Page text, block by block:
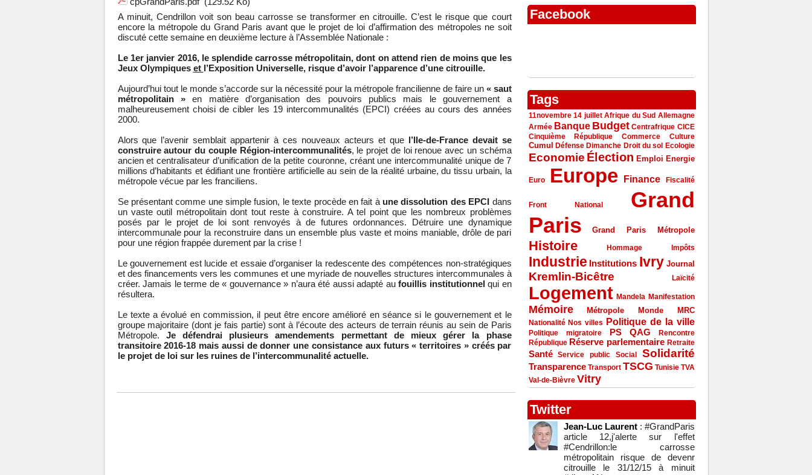
A minuit, Cendrillon voit son beau carrosse se transformer en citrouille. C’est le risque que court
encore la métropole du Grand Paris avant que le projet de loi d’affirmation des métropoles ne soit
discuté cette semaine en deuxième lecture à l’Assemblée Nationale :
Le 1er janvier 2016, le splendide carrosse métropolitain, dont on attend rien de moins que les
Jeux Olympiques et l’Exposition Universelle, risque d’avoir l’apparence d’une citrouille.
Aujourd’hui tout le monde s’accorde sur la nécessité pour la métropole francilienne de faire un « saut
métropolitain »en matière d’organisation des pouvoirs publics mais le gouvernement a
malheureusement choisi de cibler les 19 intercommunalités (EPCI) créées au cours des années
2000.
Alors que l’avenir semblait appartenir à ces nouveaux acteurs et que l’Ile-de-France devait se
construire autour du couple Région-intercommunalités, le projet de loi renoue avec un schéma
ancien et centralisateur d’unification de la petite couronne, créant une intercommunalité unique de 7
millions d’habitants et édifiant une frontière artificielle au sein de la réalité urbaine, du tissu urbain, la
métropole vécue par les franciliens.
Se présentant comme une simple fusion, le texte procède en fait à une dissolution des EPCI dans
un vaste outil métropolitain dont tout reste à construire. A tel point que les nombreux problèmes
posés par le projet de loi sont renvoyés à de futures ordonnances. Détruire une dynamique
intercommunale pour la reconstruire dans un ensemble plus vaste et moins maniable, drôle de pari
pour une région frappée durement par la crise !
Le gouvernement est lucide et essaie d’organiser la redescente des compétences non-stratégiques
et des financements vers les communes et une myriade de nouvelles structures intercommunales à
créer. Jamais le terme de « gouvernance » n’aura été aussi adapté au fouillis institutionnelqui en
résultera.
Le texte a évolué en commission, il peut être encore amélioré en séance si le gouvernement et le
groupe majoritaire (dont je fais partie) sont à l’écoute des acteurs de terrain réunis au sein de Paris
Métropole. Je défendrai plusieurs amendements permettant de mieux gérer la phase
transitoire 2016-18 mais aussi de donner une consistance aux futurs « territoires » créés par
le projet de loi sur les ruines de l’intercommunalité actuelle.
Facebook
Tags
11novembre 14 juillet Afrique du Sud Allemagne
Armée Banque Budget Centrafrique CICE
Cinquième République
Commerce Culture
Cumul Défense Dimanche Droit du sol Ecologie
Economie Élection Emploi Energie
Euro Europe Finance Fiscalité
Front National
Grand
Paris
Grand Paris Métropole
Histoire Hommage Impôts
Industrie Institutions Ivry Journal
Kremlin-Bicêtre Laïcité
Logement Mandela Manifestation
Mémoire Métropole Monde MRC
Nationalité Nos villes Politique de la ville
Politique migratoire PS QAG
Rencontre
République Réserve parlementaire Retraite
Santé Service public Social Solidarité
Transparence Transport TSCG Tunisie TVA
Val-de-Bièvre Vitry
Twitter
Jean-Luc Laurent: #GrandParis
article 12,j'alerte sur l'effet
#Cendrillon:le carrosse
métropolitain risque de devenr
citrouille le 31/12/15 à minuit